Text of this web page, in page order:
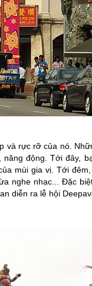
và rực rỡ của nó.
động. Tới đây,
mùi gia vị. Tới
nghe nhạc... Đặc
diễn ra lễ hội